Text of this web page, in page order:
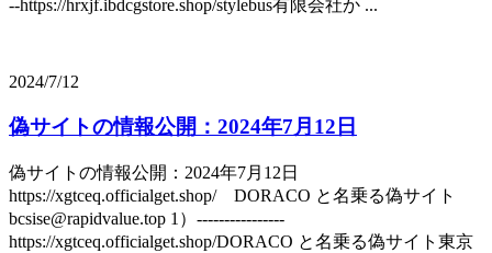
--https://hrxjf.ibdcgstore.shop/stylebus有限会社か ...
2024/7/12
偽サイトの情報公開：2024年7月12日
偽サイトの情報公開：2024年7月12日
https://xgtceq.officialget.shop/ DORACO と名乗る偽サイト
bcsise@rapidvalue.top 1）----------------
https://xgtceq.officialget.shop/DORACO と名乗る偽サイト東京